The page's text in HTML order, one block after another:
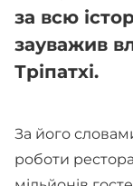
за всю
зауважив
Тріпатхі.
За його
роботи